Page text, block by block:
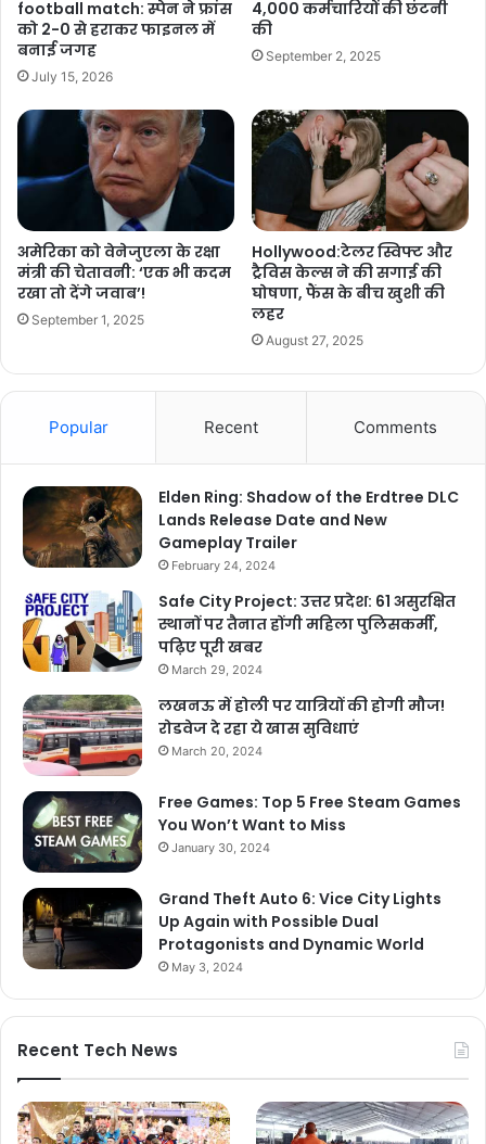
football match: स्पेन ने फ्रांस
को 2-0 से हराकर फाइनल में
बनाई जगह
July 15, 2026
4,000 कर्मचारियों की छंटनी
की
September 2, 2025
अमेरिका को वेनेजुएला के रक्षा
मंत्री की चेतावनी: ‘एक भी कदम
रखा तो देंगे जवाब’!
September 1, 2025
Hollywood:टेलर स्विफ्ट और
ट्रैविस केल्स ने की सगाई की
घोषणा, फैंस के बीच खुशी की
लहर
August 27, 2025
Popular Recent Comments
Elden Ring: Shadow of the Erdtree DLC
Lands Release Date and New
Gameplay Trailer
February 24, 2024
Safe City Project: उत्तर प्रदेश: 61 असुरक्षित
स्थानों पर तैनात होंगी महिला पुलिसकर्मी,
पढ़िए पूरी खबर
March 29, 2024
लखनऊ में होली पर यात्रियों की होगी मौज!
रोडवेज दे रहा ये खास सुविधाएं
March 20, 2024
Free Games: Top 5 Free Steam Games
You Won’t Want to Miss
January 30, 2024
Grand Theft Auto 6: Vice City Lights
Up Again with Possible Dual
Protagonists and Dynamic World
May 3, 2024
Recent Tech News